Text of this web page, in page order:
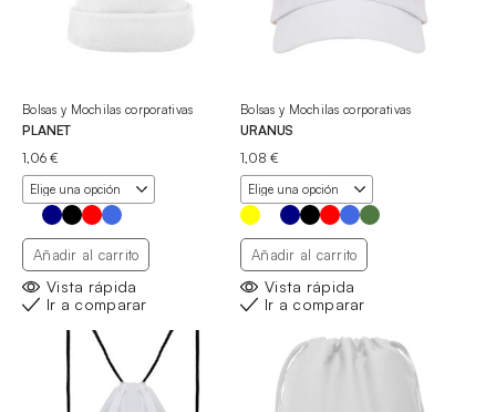
Bolsas y Mochilas corporativas
PLANET
1,06€
Añadir al carrito
Vista rápida
Ir a comparar
Bolsas y Mochilas corporativas
URANUS
1,08€
Añadir al carrito
Vista rápida
Ir a comparar